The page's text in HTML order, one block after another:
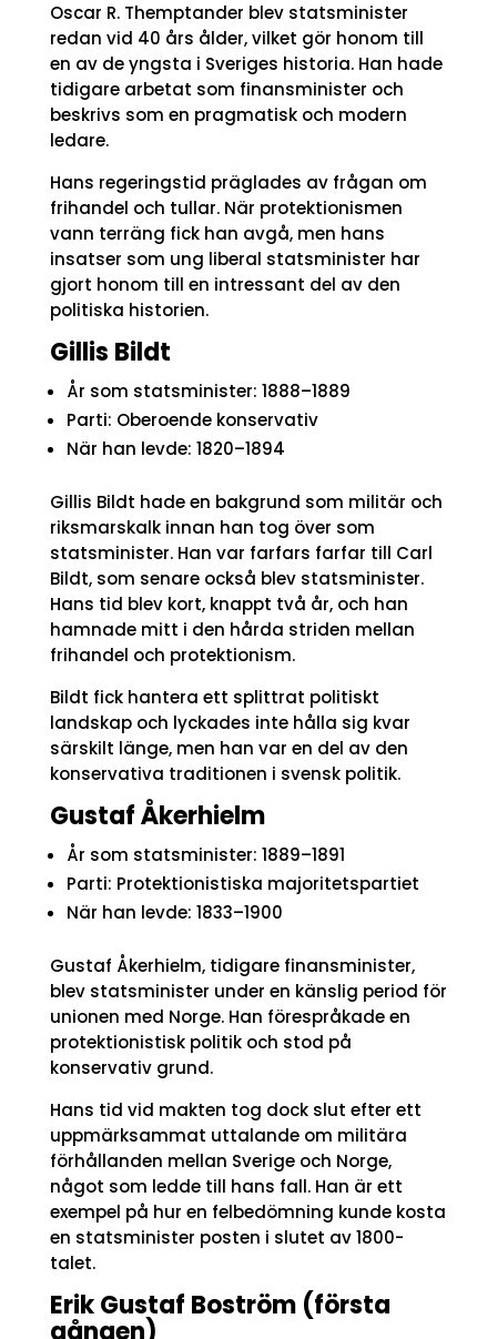
Oscar R. Themptander blev statsminister
redan vid 40 års ålder, vilket gör honom till
en av de yngsta i Sveriges historia. Han hade
tidigare arbetat som finansminister och
beskrivs som en pragmatisk och modern
ledare.
Hans regeringstid präglades av frågan om
frihandel och tullar. När protektionismen
vann terräng fick han avgå, men hans
insatser som ung liberal statsminister har
gjort honom till en intressant del av den
politiska historien.
Gillis Bildt
År som statsminister: 1888–1889
Parti: Oberoende konservativ
När han levde: 1820–1894
Gillis Bildt hade en bakgrund som militär och
riksmarskalk innan han tog över som
statsminister. Han var farfars farfar till Carl
Bildt, som senare också blev statsminister.
Hans tid blev kort, knappt två år, och han
hamnade mitt i den hårda striden mellan
frihandel och protektionism.
Bildt fick hantera ett splittrat politiskt
landskap och lyckades inte hålla sig kvar
särskilt länge, men han var en del av den
konservativa traditionen i svensk politik.
Gustaf Åkerhielm
År som statsminister: 1889–1891
Parti: Protektionistiska majoritetspartiet
När han levde: 1833–1900
Gustaf Åkerhielm, tidigare finansminister,
blev statsminister under en känslig period för
unionen med Norge. Han förespråkade en
protektionistisk politik och stod på
konservativ grund.
Hans tid vid makten tog dock slut efter ett
uppmärksammat uttalande om militära
förhållanden mellan Sverige och Norge,
något som ledde till hans fall. Han är ett
exempel på hur en felbedömning kunde kosta
en statsminister posten i slutet av 1800-
talet.
Erik Gustaf Boström (första